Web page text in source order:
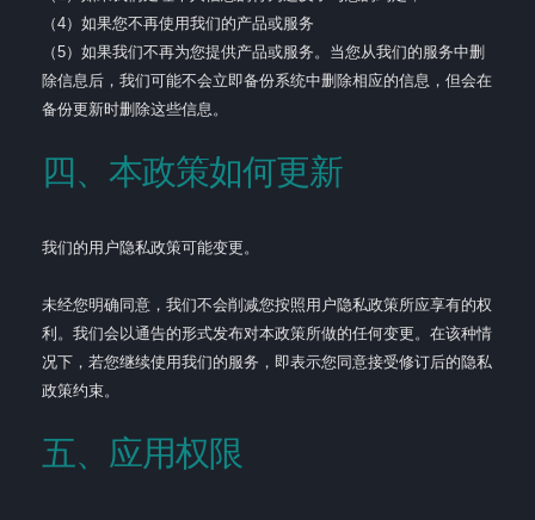
（4）如果您不再使用我们的产品或服务
（5）如果我们不再为您提供产品或服务。当您从我们的服务中删
除信息后，我们可能不会立即备份系统中删除相应的信息，但会在
备份更新时删除这些信息。
四、本政策如何更新
我们的用户隐私政策可能变更。
未经您明确同意，我们不会削减您按照用户隐私政策所应享有的权
利。我们会以通告的形式发布对本政策所做的任何变更。在该种情
况下，若您继续使用我们的服务，即表示您同意接受修订后的隐私
政策约束。
五、应用权限